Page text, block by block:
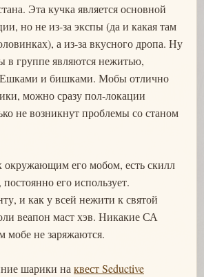
Эта кучка является основной
но не из-за экспы (да и какая там
а из-за вкусного дропа. Ну
в группе являются нежитью,
и бишками. Мобы отлично
можно сразу пол-локации
не возникнут проблемы со станом
окружающим его мобом, есть скилл
его использует.
и как у всей нежити к святой
веапон маст хэв. Никакие СА
мобе не заряжаются.
шарики на квест Seductive